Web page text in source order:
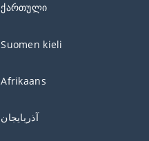
ქართული
Suomen kieli
Afrikaans
آذربايجان